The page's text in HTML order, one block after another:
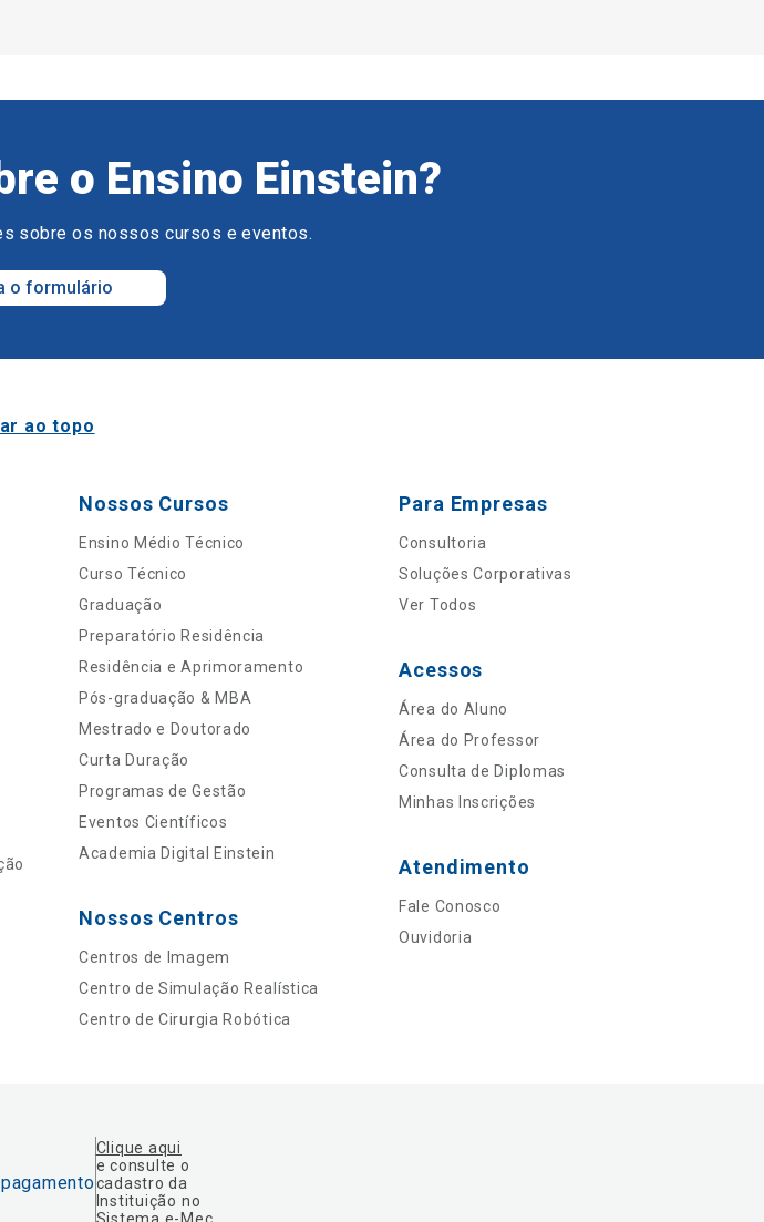
o Ensino Einstein?
sobre os nossos cursos e eventos.
o formulário
ao topo
Nossos Cursos
Ensino Médio Técnico
Curso Técnico
Graduação
Preparatório Residência
Residência e Aprimoramento
Pós-graduação & MBA
Mestrado e Doutorado
Curta Duração
Programas de Gestão
Eventos Científicos
Academia Digital Einstein
Nossos Centros
Centros de Imagem
Centro de Simulação Realística
Centro de Cirurgia Robótica
Para Empresas
Consultoria
Soluções Corporativas
Ver Todos
Acessos
Área do Aluno
Área do Professor
Consulta de Diplomas
Minhas Inscrições
Atendimento
Fale Conosco
Ouvidoria
Clique aqui
e consulte o
cadastro da
Instituição no